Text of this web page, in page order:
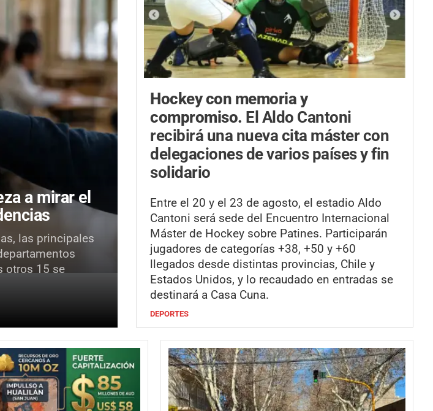
a mirar el
las principales
otros 15 se
Hockey con memoria y
compromiso. El Aldo Cantoni
recibirá una nueva cita máster con
delegaciones de varios países y fin
solidario
Entre el 20 y el 23 de agosto, el estadio Aldo
Cantoni será sede del Encuentro Internacional
Máster de Hockey sobre Patines. Participarán
jugadores de categorías +38, +50 y +60
llegados desde distintas provincias, Chile y
Estados Unidos, y lo recaudado en entradas se
destinará a Casa Cuna.
DEPORTES